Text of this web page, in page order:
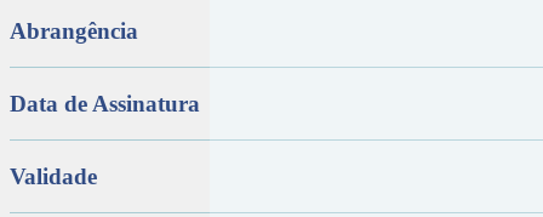
Abrangência
Data de Assinatura
Validade